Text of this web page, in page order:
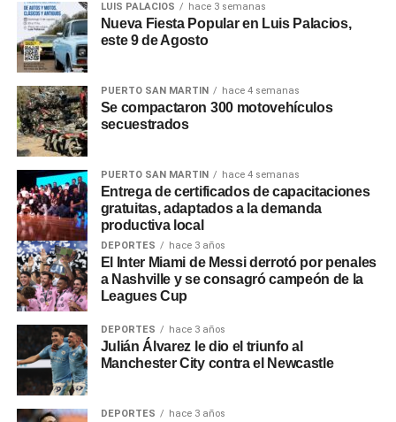
Adorniexplicó que el cierre de organismos «en algunos
será por decreto, en otros bastará con la decisión de cada
ministro». Respecto a los posibles despidos,
que «empleado que esté de más no tiene razón de ser
que un argentino abone su sueldo con sus impuestos».
LUIS PALACIOS hace 3 semanas
Nueva Fiesta Popular en Luis Palacios,
este 9 de Agosto
PUERTO SAN MARTIN hace 4 semanas
Se compactaron 300 motovehículos
secuestrados
PUERTO SAN MARTIN hace 4 semanas
Entrega de certificados de capacitaciones
gratuitas, adaptados a la demanda
productiva local
DEPORTES hace 3 años
El Inter Miami de Messi derrotó por penales
a Nashville y se consagró campeón de la
Leagues Cup
DEPORTES hace 3 años
Julián Álvarez le dio el triunfo al
Manchester City contra el Newcastle
DEPORTES hace 3 años